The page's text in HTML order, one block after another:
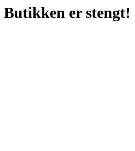
Butikken er stengt!